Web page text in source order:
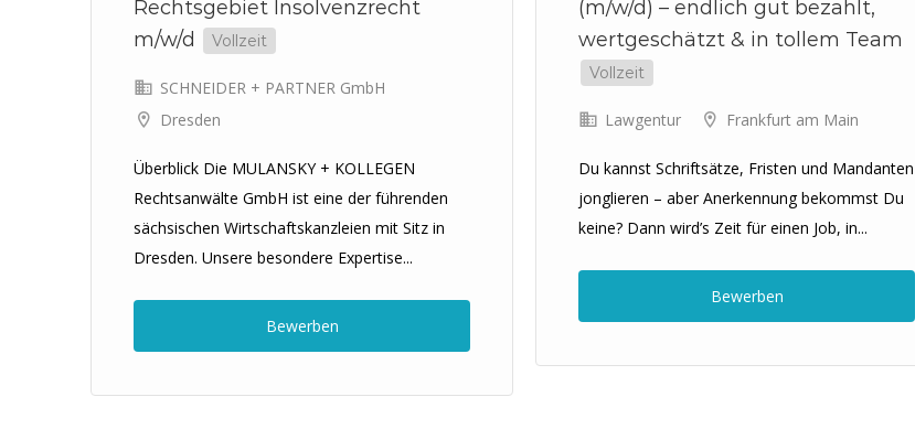
Rechtsgebiet Insolvenzrecht
m/w/d
Vollzeit
SCHNEIDER + PARTNER GmbH
Dresden
Überblick Die MULANSKY + KOLLEGEN
Rechtsanwälte GmbH ist eine der führenden
sächsischen Wirtschaftskanzleien mit Sitz in
Dresden. Unsere besondere Expertise...
Bewerben
(m/w/d) – endlich gut bezahlt,
wertgeschätzt & in tollem Team
Vollzeit
Lawgentur Frankfurt am Main
Du kannst Schriftsätze, Fristen und Mandanten
jonglieren – aber Anerkennung bekommst Du
keine? Dann wird’s Zeit für einen Job, in...
Bewerben